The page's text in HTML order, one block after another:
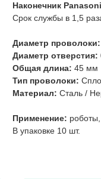
Наконечник
Срок службы в 1,5
Диаметр проволоки:
Диаметр отверстия:
Общая длина: 45 мм
Тип проволоки:
Материал: Сталь /
Применение:
В упаковке 10 шт.